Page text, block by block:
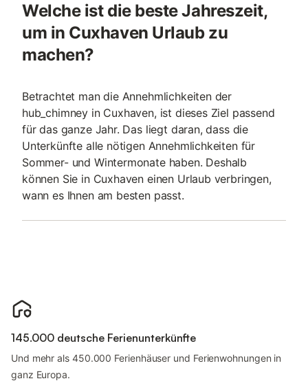
Welche ist die beste Jahreszeit,
um in Cuxhaven Urlaub zu
machen?
Betrachtet man die Annehmlichkeiten der
hub_chimney in Cuxhaven, ist dieses Ziel passend
für das ganze Jahr. Das liegt daran, dass die
Unterkünfte alle nötigen Annehmlichkeiten für
Sommer- und Wintermonate haben. Deshalb
können Sie in Cuxhaven einen Urlaub verbringen,
wann es Ihnen am besten passt.
145.000 deutsche Ferienunterkünfte
Und mehr als 450.000 Ferienhäuser und Ferienwohnungen in
ganz Europa.